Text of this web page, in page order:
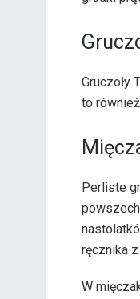
Gruczoły
to
Perliste
ręcznika
W